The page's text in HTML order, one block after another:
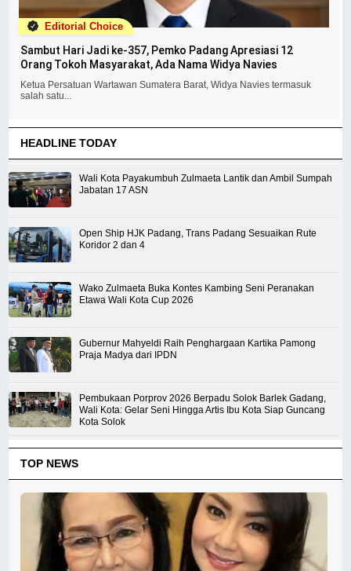
Editorial Choice
Sambut Hari Jadi ke-357, Pemko Padang Apresiasi 12
Orang Tokoh Masyarakat, Ada Nama Widya Navies
Ketua Persatuan Wartawan Sumatera Barat, Widya Navies termasuk
salah satu...
HEADLINE TODAY
Wali Kota Payakumbuh Zulmaeta Lantik dan Ambil Sumpah
Jabatan 17 ASN
Open Ship HJK Padang, Trans Padang Sesuaikan Rute
Koridor 2 dan 4
Wako Zulmaeta Buka Kontes Kambing Seni Peranakan
Etawa Wali Kota Cup 2026
Gubernur Mahyeldi Raih Penghargaan Kartika Pamong
Praja Madya dari IPDN
Pembukaan Porprov 2026 Berpadu Solok Barlek Gadang,
Wali Kota: Gelar Seni Hingga Artis Ibu Kota Siap Guncang
Kota Solok
TOP NEWS